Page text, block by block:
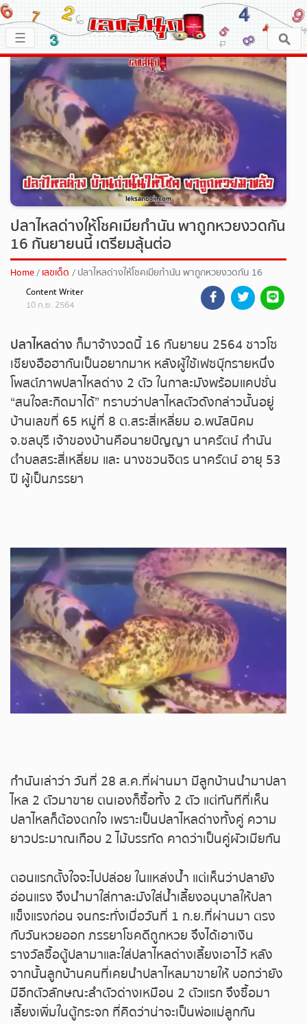
หน้าหลัก
เลขเด็ด
ตรวจเลขสนุก
เลขสนุกมงคล
เลขสนุกคนดัง
เลขสนุกความเชื่อ
หวยสด
ถ่ายทอดสดหวยออมสิน
ถ่ายทอดสดหวย ธกส.
ถ่ายทอดสดหวยลาว
ถ่ายทอดสดหวยลาว ซุปเปอร์
ถ่ายทอดสดหวยฮานอยพิเศษ
ถ่ายทอดสดหวยมาเลย์
ถ่ายทอดสดหวยญีปุ่น
ถ่ายทอดสดหวยไต้หวัน
ถ่ายทอดสดหวยกัมพูชา
หวยหุ้นไทย เย็น
หวยหุ้นเกาหลี
หวยหุ้นนิเคอิ เช้า
หวยหุ้นนิเคอิ บ่าย
หวยหุ้นฮั่งเส็ง เช้า
หวยหุ้นฮั่งเส็ง บ่าย
หวยหุ้นจีน เช้า
×
☰
ปลาไหลด่างให้โชคเมียกำนัน พาถูกหวยงวดกัน
16 กันยายนนี้ เตรียมลุ้นต่อ
Home เลขเด็ด
ปลาไหลด่างให้โชคเมียกำนัน พาถูกหวยงวดกัน 16
กันยายนนี้ เตรียมลุ้นต่อ
Content Writer
10 ก.ย. 2564
ปลาไหลด่าง ก็มาจ้างวดนี้ 16 กันยายน 2564 ชาวโซ
เชียงฮือฮากันเป็นอยากมาห หลังผู้ใช้เฟซบุ๊กรายหนึ่ง
โพสต์ภาพปลาไหลด่าง 2 ตัว ในกาละมังพร้อมแคปชั่น
“สนใจสะกิดมาได้” ทราบว่าปลาไหลตัวดังกล่าวนั้นอยู่
บ้านเลขที่ 65 หมู่ที่ 8 ต.สระสี่เหลี่ยม อ.พนัสนิคม
จ.ชลบุรี เจ้าของบ้านคือนายปัญญา นาครัตน์ กำนัน
ตำบลสระสี่เหลี่ยม และ นางชวนจิตร นาครัตน์ อายุ 53
ปี ผู้เป็นภรรยา
กำนันเล่าว่า วันที่ 28 ส.ค.ที่ผ่านมา มีลูกบ้านนำมาปลา
ไหล 2 ตัวมาขาย ตนเองก็ซื้อทั้ง 2 ตัว แต่ทันทีที่เห็น
ปลาไหลก็ต้องตกใจ เพราะเป็นปลาไหลด่างทั้งคู่ ความ
ยาวประมาณเกือบ 2 ไม้บรรทัด คาดว่าเป็นคู่ผัวเมียกัน
ตอนแรกตั้งใจจะไปปล่อย ในแหล่งน้ำ แต่เห็นว่าปลายัง
อ่อนแรง จึงนำมาใส่กาละมังใส่น้ำเลี้ยงอนุบาลให้ปลา
แข็งแรงก่อน จนกระทั่งเมื่อวันที่ 1 ก.ย.ที่ผ่านมา ตรง
กับวันหวยออก ภรรยาโชคดีถูกหวย จึงได้เอาเงิน
รางวัลซื้อตู้ปลามาและใส่ปลาไหลด่างเลี้ยงเอาไว้ หลัง
จากนั้นลูกบ้านคนที่เคยนำปลาไหลมาขายให้ บอกว่ายัง
มีอีกตัวลักษณะลำตัวด่างเหมือน 2 ตัวแรก จึงซื้อมา
เลี้ยงเพิ่มในตู้กระจก ที่คิดว่าน่าจะเป็นพ่อแม่ลูกกัน
x ปิดโฆษณา